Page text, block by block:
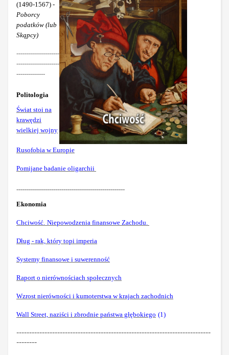
(1490-1567) -
Poborcy
podatków (lub
Skąpcy)
---------------------
---------------------
--------------
Politologia
Świat stoi na
krawędzi
wielkiej wojny
Rusofobia w Europie
Pomijane badanie oligarchii
-----------------------------------------------------
Ekonomia
Chciwość. Niepowodzenia finansowe Zachodu.
Dług - rak, który topi imperia
Systemy finansowe i suwerenność
Raport o nierównościach społecznych
Wzrost nierówności i kumoterstwa w krajach zachodnich
Wall Street, naziści i zbrodnie państwa głębokiego (1)
----------------------------------------------------------------------------
--------